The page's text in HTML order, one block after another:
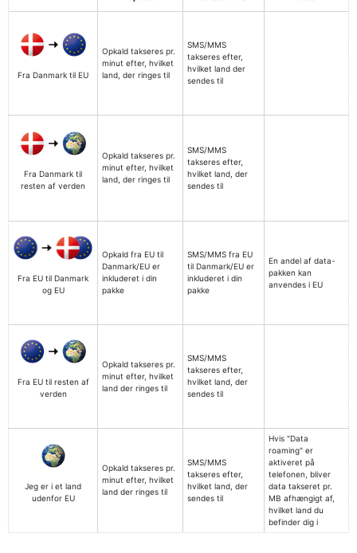
Fra Danmark til EU
Opkald takseres pr.
minut efter, hvilket
land, der ringes til
SMS/MMS
takseres efter,
hvilket land der
sendes til
Fra Danmark til
resten af verden
Opkald takseres pr.
minut efter, hvilket
land, der ringes til
SMS/MMS
takseres efter,
hvilket land, der
sendes til
Fra EU til Danmark
og EU
Opkald fra EU til
Danmark/EU er
inkluderet i din
pakke
SMS/MMS fra EU
til Danmark/EU er
inkluderet i din
pakke
En andel af data-
pakken kan
anvendes i EU
Fra EU til resten af
verden
Opkald takseres pr.
minut efter, hvilket
land der ringes til
SMS/MMS
takseres efter,
hvilket land, der
sendes til
Jeg er i et land
udenfor EU
Opkald takseres pr.
minut efter, hvilket
land der ringes til
SMS/MMS
takseres efter,
hvilket land, der
sendes til
Hvis "Data
roaming" er
aktiveret på
telefonen, bliver
data takseret pr.
MB afhængigt af,
hvilket land du
befinder dig i